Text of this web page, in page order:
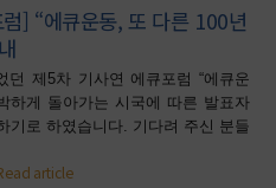
] “에큐운동, 또 다른 100년
제5차 기사연 에큐포럼 “에큐운
하게 돌아가는 시국에 따른 발표자
기로 하였습니다. 기다려 주신 분들
article